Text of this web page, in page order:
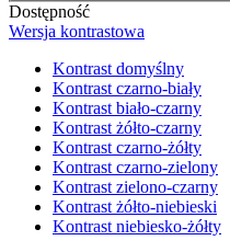
Dostępność
Wersja kontrastowa
Kontrast domyślny
Kontrast czarno-biały
Kontrast biało-czarny
Kontrast żółto-czarny
Kontrast czarno-żółty
Kontrast czarno-zielony
Kontrast zielono-czarny
Kontrast żółto-niebieski
Kontrast niebiesko-żółty